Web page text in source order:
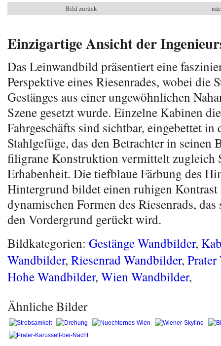
Bild zurück
Einzigartige Ansicht der
Das Leinwandbild präsentiert eine
Perspektive eines Riesenrades, wobei die
Gestänges aus einer ungewöhnlichen
Szene gesetzt wurde. Einzelne Kabinen
Fahrgeschäfts sind sichtbar, eingebettet
Stahlgefüge, das den Betrachter in seinen
filigrane Konstruktion vermittelt zugleich
Erhabenheit. Die tiefblaue Färbung des
Hintergrund bildet einen ruhigen Kontrast
dynamischen Formen des Riesenrads,
den Vordergrund gerückt wird.
Bildkategorien: Gestänge Wandbilder,
Wandbilder, Riesenrad Wandbilder,
Hohe Wandbilder, Wien Wandbilder,
Ähnliche Bilder